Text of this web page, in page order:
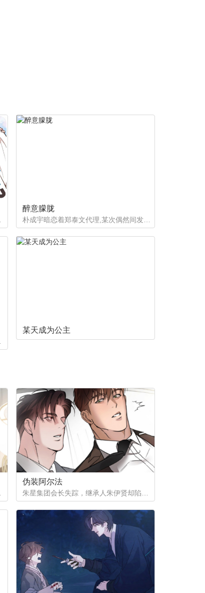
第59章：【第二季】恋爱磨合
醉意朦胧
某天成为公主
伪装阿尔法